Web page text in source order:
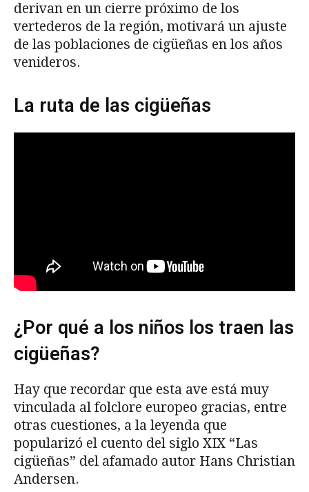
derivan en un cierre próximo de los
vertederos de la región, motivará un ajuste
de las poblaciones de cigüeñas en los años
venideros.
La ruta de las cigüeñas
¿Por qué a los niños los traen las
cigüeñas?
Hay que recordar que esta ave está muy
vinculada al folclore europeo gracias, entre
otras cuestiones, a la leyenda que
popularizó el cuento del siglo XIX “Las
cigüeñas” del afamado autor Hans Christian
Andersen.